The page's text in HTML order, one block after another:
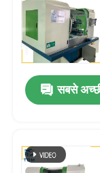
उत्पाद
सबसे